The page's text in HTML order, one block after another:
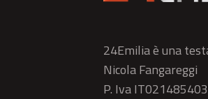
24Emilia è una
Nicola Fangareggi
P. Iva